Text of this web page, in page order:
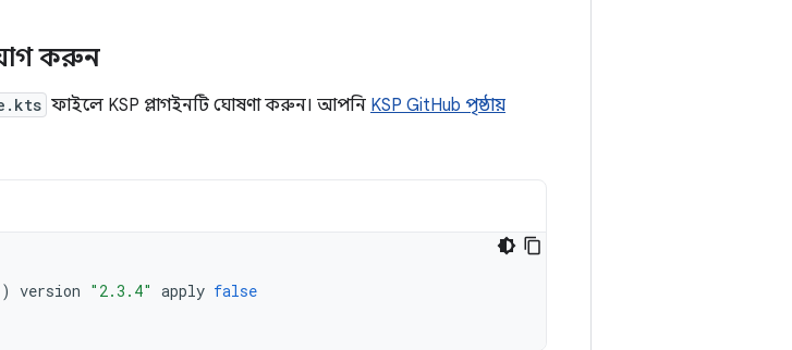
যোগ করুন
ফাইলে KSP প্লাগইনটি ঘোষণা করুন। আপনি KSP GitHub পৃষ্ঠায়
) version "2.3.4" apply false